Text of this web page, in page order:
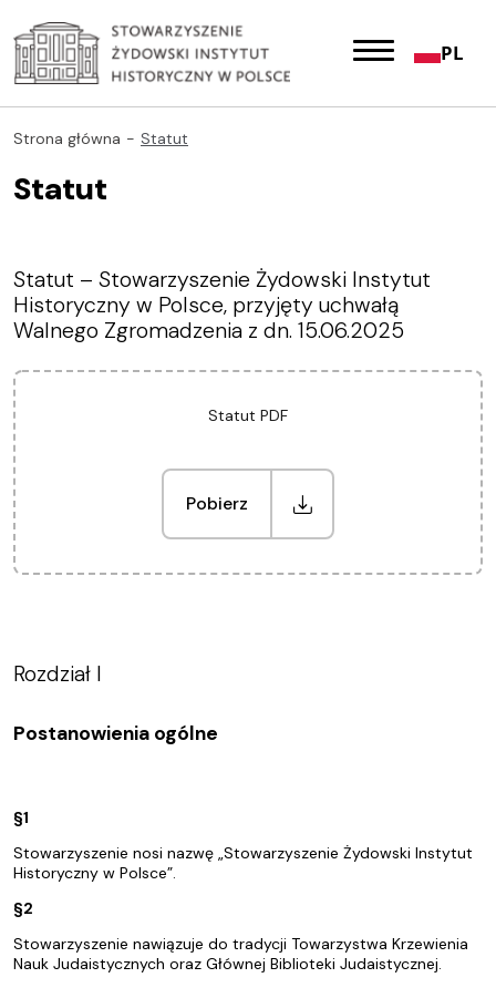
PL
Strona główna Statut
Statut
Statut – Stowarzyszenie Żydowski Instytut
Historyczny w Polsce, przyjęty uchwałą
Walnego Zgromadzenia z dn. 15.06.2025
Statut PDF
Pobierz
Rozdział I
Postanowienia ogólne
§1
Stowarzyszenie nosi nazwę „Stowarzyszenie Żydowski Instytut
Historyczny w Polsce”.
§2
Stowarzyszenie nawiązuje do tradycji Towarzystwa Krzewienia
Nauk Judaistycznych oraz Głównej Biblioteki Judaistycznej.